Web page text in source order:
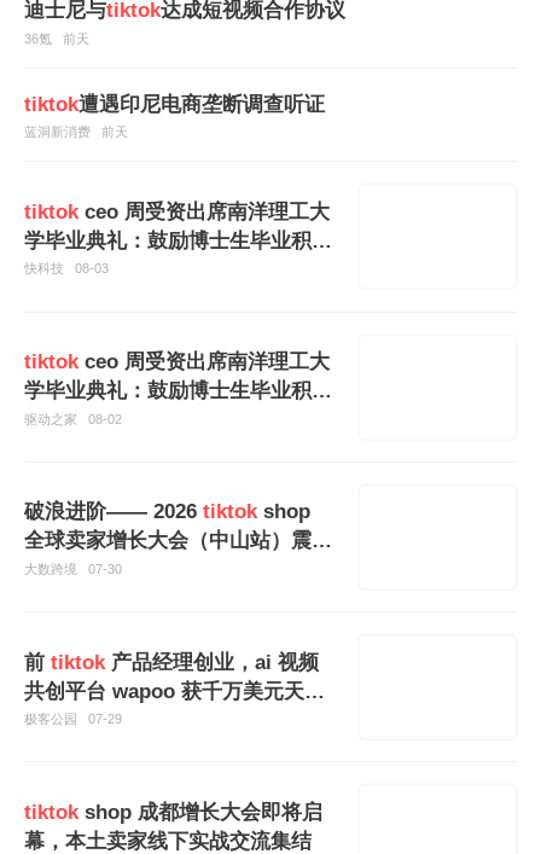
迪士尼与tiktok达成短视频合作协议
36氪 前天
tiktok遭遇印尼电商垄断调查听证
蓝洞新消费 前天
tiktok ceo 周受资出席南洋理工大
学毕业典礼：鼓励博士生毕业积极
探索未知
快科技 08-03
tiktokceo 周受资出席南洋理工大
学毕业典礼：鼓励博士生毕业积极
探索未知
驱动之家 08-02
破浪进阶—— 2026 tiktokshop
全球卖家增长大会（中山站）震撼
启幕！
大数跨境 07-30
前 tiktok 产品经理创业，ai 视频
共创平台 wapoo 获千万美元天使
融资
极客公园 07-29
tiktok shop 成都增长大会即将启
幕，本土卖家线下实战交流集结